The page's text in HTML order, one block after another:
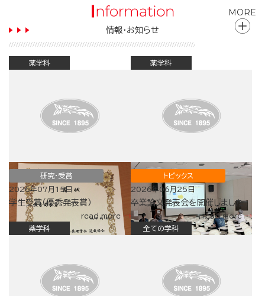
情報・お知らせ
MORE
薬学科
研究・受賞
2026年07月15日
学生受賞（優秀発表賞）
read more
薬学科
トピックス
2026年06月25日
卒業論文発表会を開催しました
read more
薬学科
全ての学科